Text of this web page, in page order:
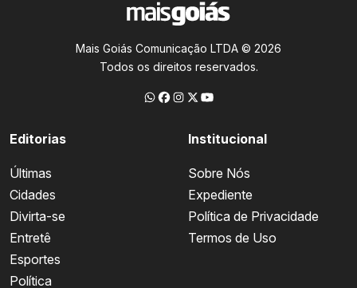
Mais Goiás Comunicação LTDA © 2026
Todos os direitos reservados.
Editorias
Últimas
Cidades
Divirta-se
Entretê
Esportes
Política
Institucional
Sobre Nós
Expediente
Política de Privacidade
Termos de Uso